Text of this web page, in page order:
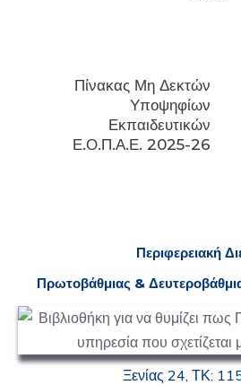
Πίνακας Μη Δεκτών
Υποψηφίων
Εκπαιδευτικών
Ε.Ο.Π.Α.Ε. 2025-26
Περιφερειακή Δ
Πρωτοβάθμιας &
Ξενίας 24, ΤΚ: